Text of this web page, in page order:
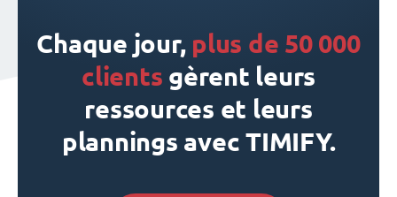
Chaque jour, plus de 50 000
clients gèrent leurs
ressources et leurs
plannings avec TIMIFY.